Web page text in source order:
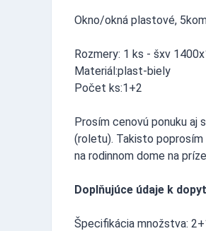
Okno/okná plastové,
Rozmery: 1 ks - šxv
Materiál:plast-biely
Počet ks:1+2
Prosím cenovú ponuku aj
(roletu). Takisto
na rodinnom dome na
Doplňujúce údaje k
Špecifikácia množstva: